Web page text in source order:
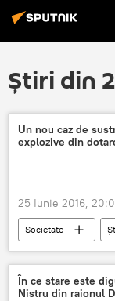
Știri din
Un nou caz de
explozive din
25 Iunie 2016,
Societate
Armata Naţională
armament
În ce stare este
Nistru din raionul